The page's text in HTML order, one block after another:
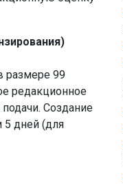
размере 99
редакционное
Создание
5 дней (для